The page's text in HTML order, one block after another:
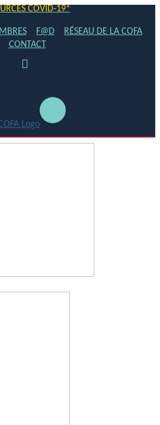
COVID-19*
F@D
RÉSEAU DE LA COFA
CONTACT